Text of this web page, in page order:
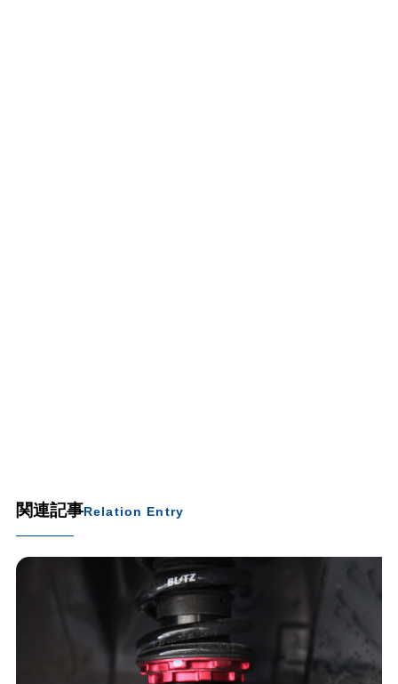
関連記事Relation Entry